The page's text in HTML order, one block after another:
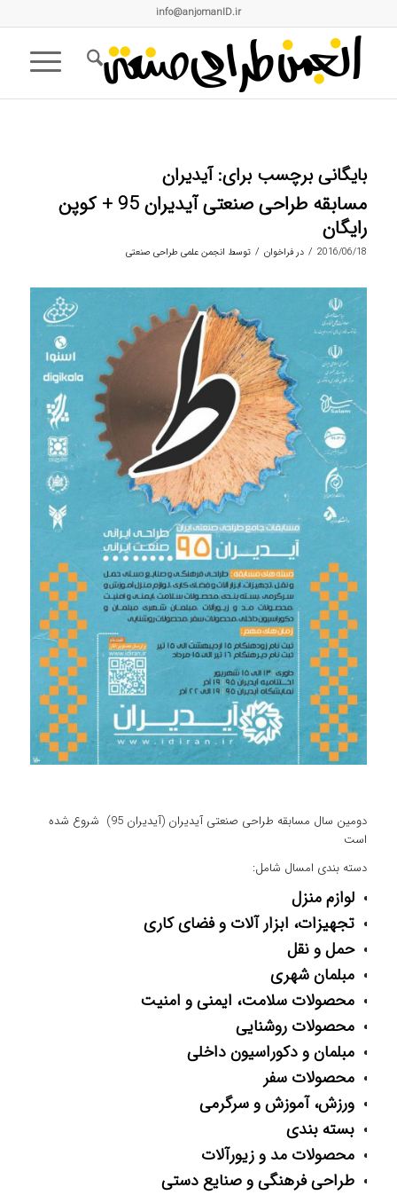
info@anjomanID.ir
بایگانی برچسب برای:آیدیران
مسابقه طراحی صنعتی آیدیران 95 + کوپن
رایگان
2016/06/18
/ در فراخوان / توسط انجمن علمی طراحی صنعتی
دومین سال مسابقه طراحی صنعتی آیدیران (آیدیران 95) شروع شده
است
دسته بندی امسال شامل:
لوازم منزل
تجهیزات، ابزار آلات و فضای کاری
حمل و نقل
مبلمان شهری
محصولات سلامت، ایمنی و امنیت
محصولات روشنایی
مبلمان و دکوراسیون داخلی
محصولات سفر
ورزش، آموزش و سرگرمی
بسته بندی
محصولات مد و زیورآلات
طراحی فرهنگی و صنایع دستی